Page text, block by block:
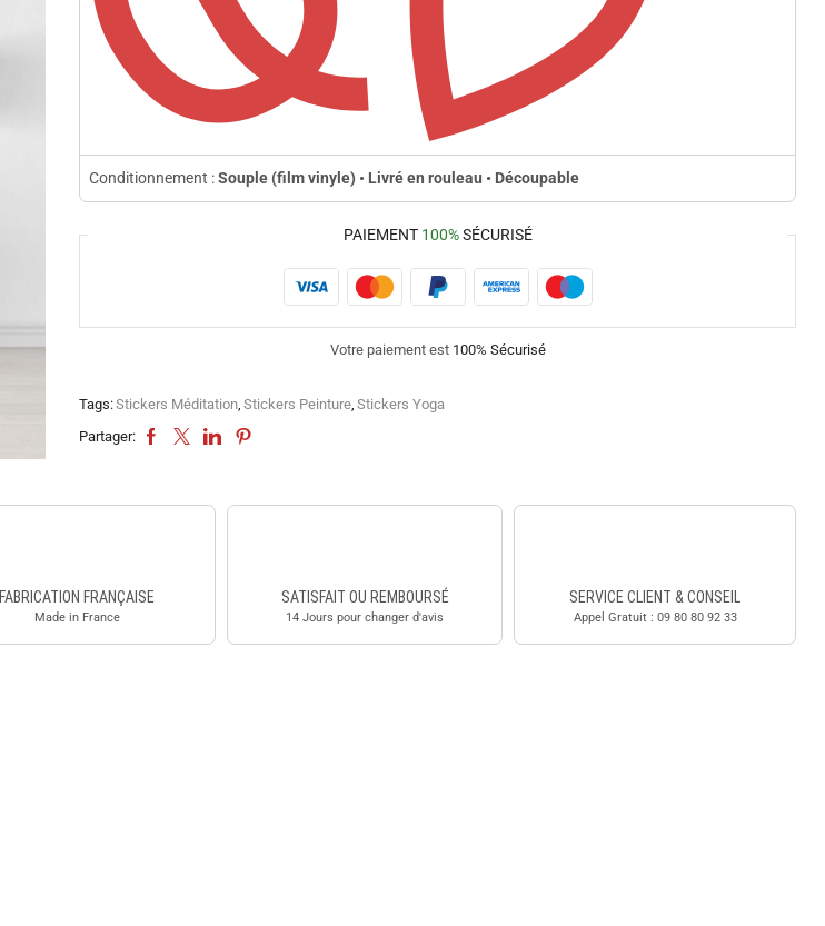
Conditionnement :Souple (film vinyle) • Livré en rouleau • Découpable
PAIEMENT 100%SÉCURISÉ
Votre paiement est 100% Sécurisé
Tags:Stickers Méditation, Stickers Peinture, Stickers Yoga
Partager:
FABRICATION FRANÇAISE
Made in France
SATISFAIT OU REMBOURSÉ
14 Jours pour changer d'avis
SERVICE CLIENT & CONSEIL
Appel Gratuit : 09 80 80 92 33